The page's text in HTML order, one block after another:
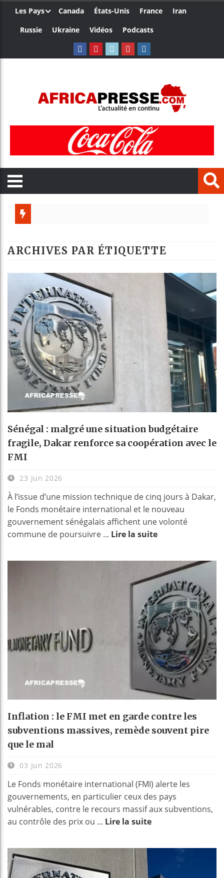
Les Pays Canada États-Unis France
Iran
Russie
Ukraine Vidéos Podcasts
Bénin :
Aliko
ARCHIVES PAR ÉTIQUETTE
Sénégal : malgré une situation budgétaire
fragile, Dakar renforce sa coopération avec le
FMI
23 Jun 2026
À l’issue d’une mission technique de cinq jours à Dakar,
le Fonds monétaire international et le nouveau
gouvernement sénégalais affichent une volonté
commune de poursuivre ... Lire la suite
Inflation : le FMI met en garde contre les
subventions massives, remède souvent pire
que le mal
03 Jun 2026
Le Fonds monétaire international (FMI) alerte les
gouvernements, en particulier ceux des pays
vulnérables, contre le recours massif aux subventions,
au contrôle des prix ou ... Lire la suite